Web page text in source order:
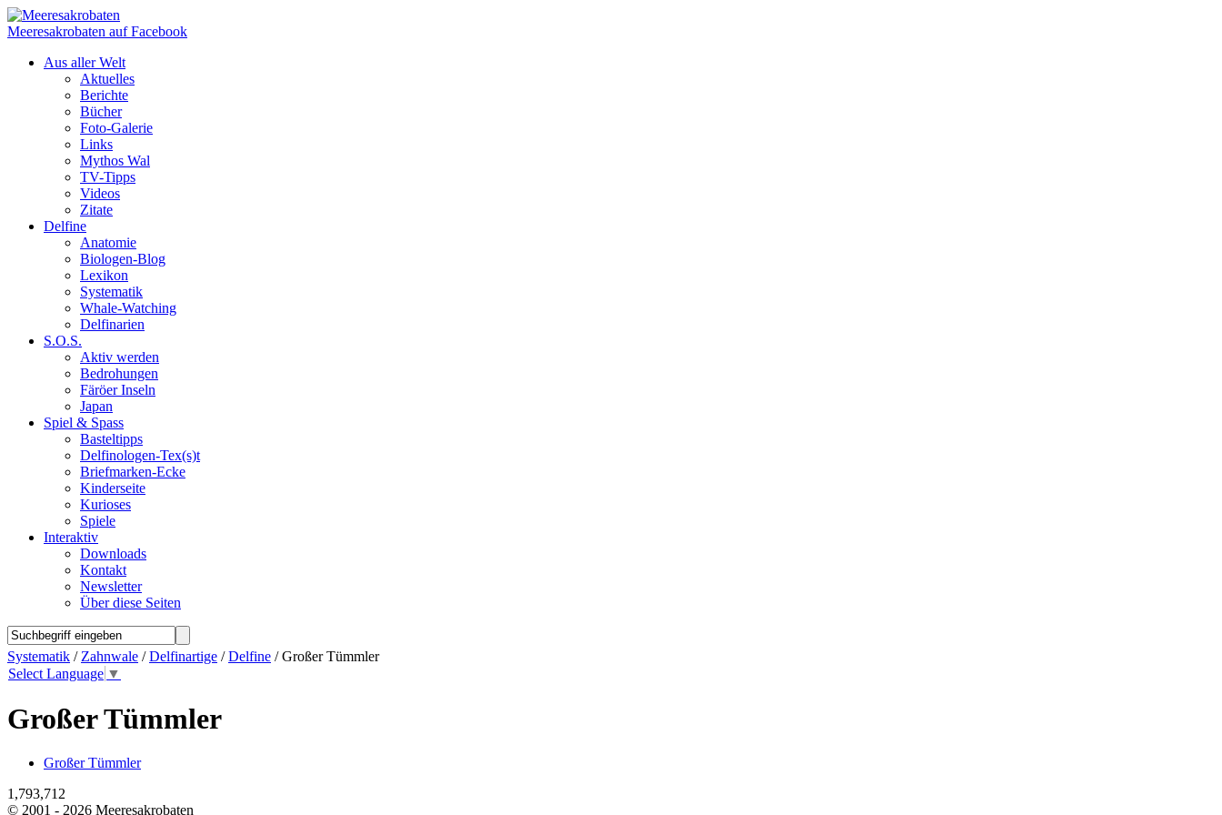
Meeresakrobaten auf Facebook
Aus aller Welt
Aktuelles
Berichte
Bücher
Foto-Galerie
Links
Mythos Wal
TV-Tipps
Videos
Zitate
Delfine
Anatomie
Biologen-Blog
Lexikon
Systematik
Whale-Watching
Delfinarien
S.O.S.
Aktiv werden
Bedrohungen
Färöer Inseln
Japan
Spiel & Spass
Basteltipps
Delfinologen-Tex(s)t
Briefmarken-Ecke
Kinderseite
Kurioses
Spiele
Interaktiv
Downloads
Kontakt
Newsletter
Über diese Seiten
Systematik / Zahnwale /Delfinartige /Delfine / Großer Tümmler
Select Language ▼
Großer Tümmler
Großer Tümmler
1,793,712
© 2001 - 2026 Meeresakrobaten